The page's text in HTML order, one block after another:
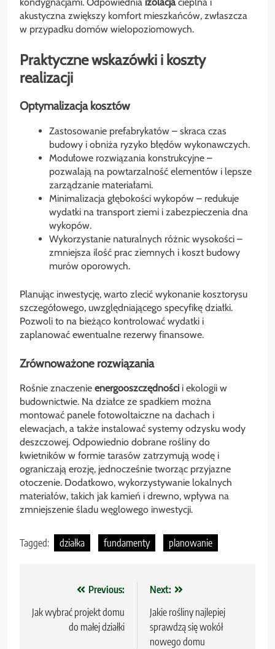
akustyczna zwiększy komfort mieszkańców, zwłaszcza
w przypadku domów wielopoziomowych.
Praktyczne wskazówki i koszty
realizacji
Optymalizacja kosztów
Zastosowanie prefabrykatów – skraca czas
budowy i obniża ryzyko błędów wykonawczych.
Modułowe rozwiązania konstrukcyjne –
pozwalają na powtarzalność elementów i lepsze
zarządzanie materiałami.
Minimalizacja głębokości wykopów – redukuje
wydatki na transport ziemi i zabezpieczenia dna
wykopów.
Wykorzystanie naturalnych różnic wysokości –
zmniejsza ilość prac ziemnych i koszt budowy
murów oporowych.
Planując inwestycję, warto zlecić wykonanie kosztorysu
szczegółowego, uwzględniającego specyfikę działki.
Pozwoli to na bieżąco kontrolować wydatki i
zaplanować ewentualne rezerwy finansowe.
Zrównoważone rozwiązania
Rośnie znaczenie energooszczędności i ekologii w
budownictwie. Na działce ze spadkiem można
montować panele fotowoltaiczne na dachach i
elewacjach, a także instalować systemy odzysku wody
deszczowej. Odpowiednio dobrane rośliny do
kwietników w formie tarasów zatrzymują wodę i
ograniczają erozję, jednocześnie tworząc przyjazne
otoczenie. Dodatkowo, wykorzystywanie lokalnych
materiałów, takich jak kamień i drewno, wpływa na
zmniejszenie śladu węglowego inwestycji.
Tagged: działka fundamenty planowanie
Nawigacja
wpisu
Previous:
Jak wybrać projekt domu
do małej działki
Next:
Jakie rośliny najlepiej
sprawdzą się wokół
nowego domu